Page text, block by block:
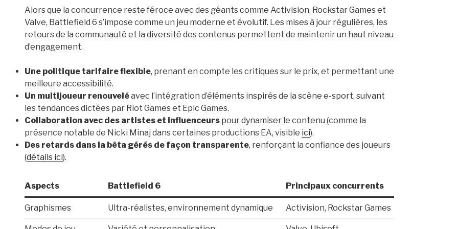
Alors que la concurrence reste féroce avec des géants comme Activision, Rockstar Games et
Valve, Battlefield 6 s’impose comme un jeu moderne et évolutif. Les mises à jour régulières, les
retours de la communauté et la diversité des contenus permettent de maintenir un haut niveau
d’engagement.
Une politique tarifaire flexible, prenant en compte les critiques sur le prix, et permettant une
meilleure accessibilité.
Un multijoueur renouveléavec l’intégration d’éléments inspirés de la scène e-sport, suivant
les tendances dictées par Riot Games et Epic Games.
Collaboration avec des artistes et influenceurs pour dynamiser le contenu (comme la
présence notable de Nicki Minaj dans certaines productions EA, visible ici).
Des retards dans la bêta gérés de façon transparente, renforçant la confiance des joueurs
(détails ici).
Aspects Battlefield 6 Principaux concurrents
Graphismes Ultra-réalistes, environnement dynamique Activision, Rockstar Games